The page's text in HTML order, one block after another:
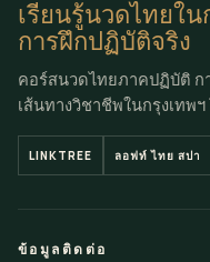
เรียนรู้นวดไทยใน
การฝึกปฏิบัติจริง
คอร์สนวดไทยภาคปฏิบัติ ก
เส้นทางวิชาชีพในกรุงเทพ
LINKTREE ลอฟท์ ไทย สปา
ข้อมูลติดต่อ